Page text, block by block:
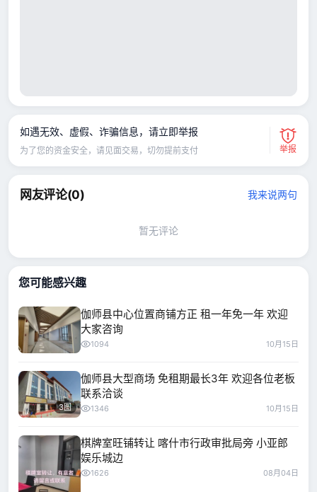
如遇无效、虚假、诈骗信息，请立即举报
为了您的资金安全，请见面交易，切勿提前支付 举报
网友评论(0) 我来说两句
暂无评论
您可能感兴趣
伽师县中心位置商铺方正 租一年免一年 欢迎
大家咨询
1094 10月15日
3图
伽师县大型商场 免租期最长3年 欢迎各位老板
联系洽谈
1346 10月15日
棋牌室旺铺转让 喀什市行政审批局旁 小亚郎
娱乐城边
1626 08月04日